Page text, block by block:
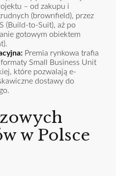
– od zakupu i
(brownfield), przez
(Build-to-Suit), aż po
gotowym obiektem
Premia rynkowa trafia
Small Business Unit
które pozwalają e-
dostawy do
w Polsce